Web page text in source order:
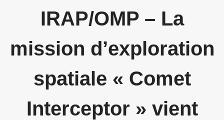
IRAP/OMP – La
mission d’exploration
spatiale « Comet
Interceptor » vient